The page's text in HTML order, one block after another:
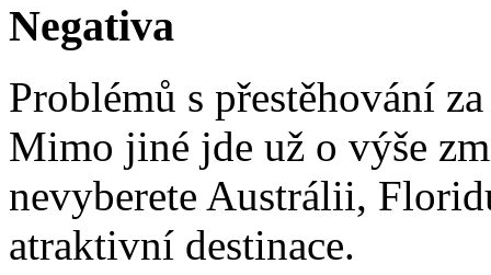
Negativa
Problémů s přestěhování
Mimo jiné jde už o výše
nevyberete Austrálii,
atraktivní destinace.